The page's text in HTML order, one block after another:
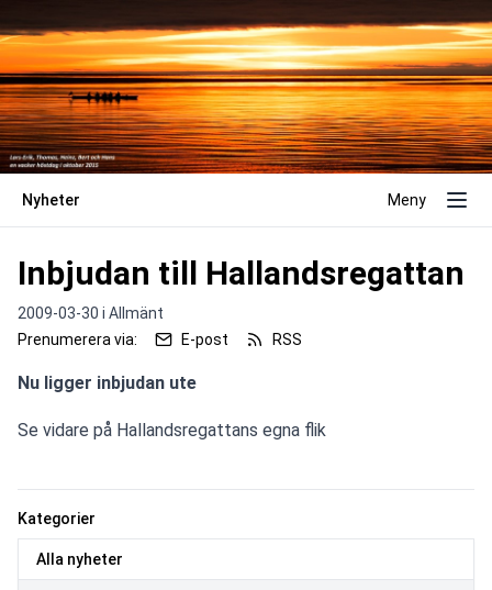
Nyheter Meny
Kategorier
Alla nyheter
Inbjudan till Hallandsregattan
2009-03-30 i Allmänt
Prenumerera via:
E-post RSS
Nu ligger inbjudan ute
Se vidare på Hallandsregattans egna flik